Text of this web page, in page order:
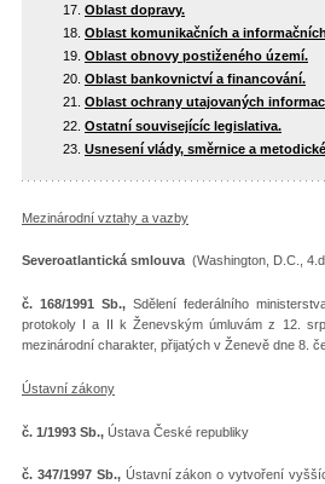
Oblast dopravy.
Oblast komunikačních a
Oblast obnovy postiženého území.
Oblast bankovnictví a financování.
Oblast ochrany utajovaných
Ostatní souvisejícíc legislativa.
Usnesení vlády, směrnice a
Mezinárodní vztahy a vazby
Severoatlantická smlouva(Washington, D.C.,
č. 168/1991 Sb., Sdělení federálního
protokoly I a II k Ženevským úmluvám z 12.
mezinárodní charakter, přijatých v Ženevě dne 8.
Ústavní zákony
č. 1/1993 Sb., Ústava České republiky
č. 347/1997 Sb., Ústavní zákon o vytvoření